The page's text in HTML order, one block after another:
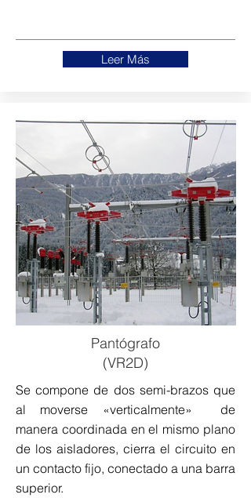
Leer Más
Pantógrafo
(VR2D)
Se compone de dos semi-brazos que
al moverse «verticalmente» de
manera coordinada en el mismo plano
de los aisladores, cierra el circuito en
un contacto fijo, conectado a una barra
superior.